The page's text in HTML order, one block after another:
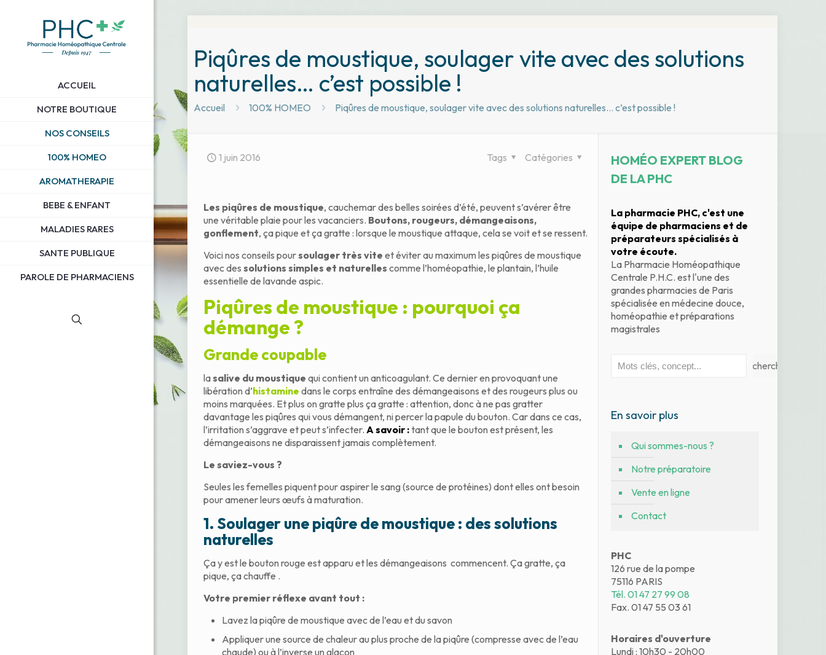
ACCUEIL
NOTRE BOUTIQUE
NOS CONSEILS
100% HOMEO
AROMATHERAPIE
BEBE & ENFANT
MALADIES RARES
SANTE PUBLIQUE
PAROLE DE PHARMACIENS
Piqûres de moustique, soulager vite avec des solutions
naturelles… c’est possible !
Accueil 100% HOMEO Piqûres de moustique, soulager vite avec des solutions naturelles… c’est possible !
1 juin 2016 Catégories
Tags
Les piqûres de moustique, cauchemar des belles soirées d’été, peuvent s’avérer être
une véritable plaie pour les vacanciers. Boutons, rougeurs, démangeaisons,
gonflement, ça pique et ça gratte : lorsque le moustique attaque, cela se voit et se ressent.
Voici nos conseils poursoulager très vite et éviter au maximum les piqûres de moustique
avec des solutions simples et naturelles comme l’homéopathie, le plantain, l’huile
essentielle de lavande aspic.
Piqûres de moustique : pourquoi ça
démange ?
Grande coupable
lasalive du moustique qui contient un anticoagulant. Ce dernier en provoquant une
libération d’histamine dans le corps entraîne des démangeaisons et des rougeurs plus ou
moins marquées. Et plus on gratte plus ça gratte : attention, donc à ne pas gratter
davantage les piqûres qui vous démangent, ni percer la papule du bouton. Car dans ce cas,
l’irritation s’aggrave et peut s’infecter. A savoir :tant que le bouton est présent, les
démangeaisons ne disparaissent jamais complètement.
Le saviez-vous ?
Seules les femelles piquent pour aspirer le sang (source de protéines) dont elles ont besoin
pour amener leurs œufs à maturation.
1. Soulager une piqûre de moustique : des solutions
naturelles
Ça y est le bouton rouge est apparu et les démangeaisons commencent. Ça gratte, ça
pique, ça chauffe .
Votre premier réflexe avant tout :
Lavez la piqûre de moustique avec de l’eau et du savon
Appliquer une source de chaleur au plus proche de la piqûre (compresse avec de l’eau
chaude) ou à l’inverse un glaçon
HOMÉO EXPERT BLOG
DE LA PHC
La pharmacie PHC, c'est une
équipe de pharmaciens et de
préparateurs spécialisés à
votre écoute.
La Pharmacie Homéopathique
Centrale P.H.C. est l'une des
grandes pharmacies de Paris
spécialisée en médecine douce,
homéopathie et préparations
magistrales
Rechercher Rechercher
En savoir plus
Qui sommes-nous ?
Notre préparatoire
Vente en ligne
Contact
PHC
126 rue de la pompe
75116 PARIS
Tél. 01 47 27 99 08
Fax. 01 47 55 03 61
Horaires d'ouverture
Lundi : 10h30 - 20h00